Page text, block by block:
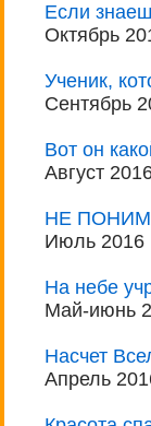
Если
Октябрь
Ученик,
Сентябрь
Вот он
Август
НЕ
Июль 2016
На небе
Май-июнь
Насчет
Апрель